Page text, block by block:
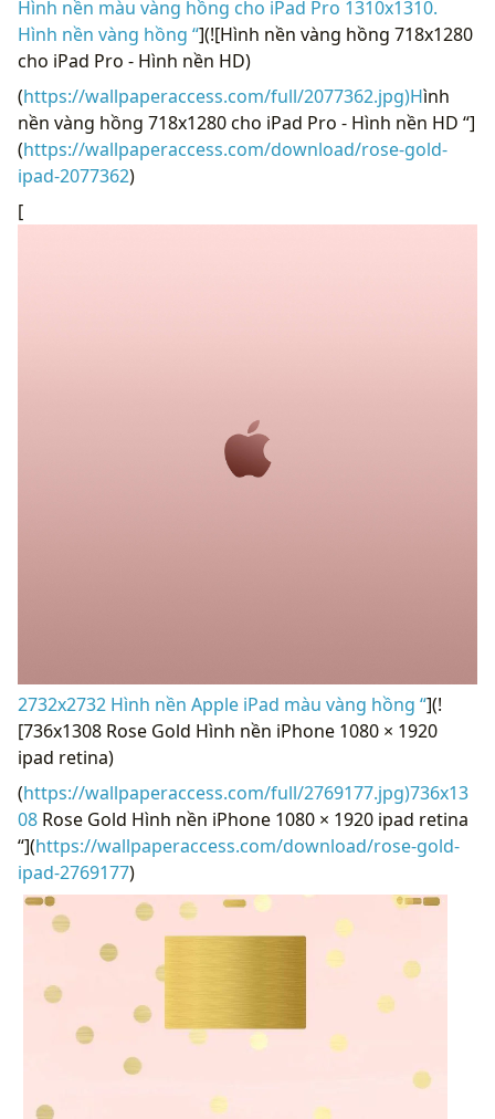
Hình nền màu vàng hồng cho iPad Pro 1310x1310.
Hình nền vàng hồng “](![Hình nền vàng hồng 718x1280
cho iPad Pro - Hình nền HD)
(https://wallpaperaccess.com/full/2077362.jpg)Hình
nền vàng hồng 718x1280 cho iPad Pro - Hình nền HD “]
(https://wallpaperaccess.com/download/rose-gold-
ipad-2077362)
[
2732x2732 Hình nền Apple iPad màu vàng hồng “](!
[736x1308 Rose Gold Hình nền iPhone 1080 × 1920
ipad retina)
(https://wallpaperaccess.com/full/2769177.jpg)736x13
08 Rose Gold Hình nền iPhone 1080 × 1920 ipad retina
“](https://wallpaperaccess.com/download/rose-gold-
ipad-2769177)